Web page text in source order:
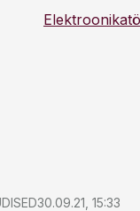
30.09.21, 15:33